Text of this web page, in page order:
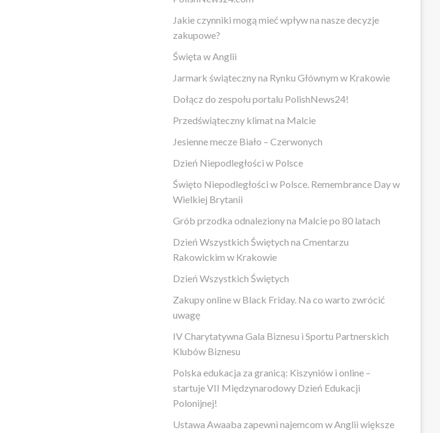
Jakie czynniki mogą mieć wpływ na nasze decyzje
zakupowe?
Święta w Anglii
Jarmark świąteczny na Rynku Głównym w Krakowie
Dołącz do zespołu portalu PolishNews24!
Przedświąteczny klimat na Malcie
Jesienne mecze Biało – Czerwonych
Dzień Niepodległości w Polsce
Święto Niepodległości w Polsce. Remembrance Day w
Wielkiej Brytanii
Grób przodka odnaleziony na Malcie po 80 latach
Dzień Wszystkich Świętych na Cmentarzu
Rakowickim w Krakowie
Dzień Wszystkich Świętych
Zakupy online w Black Friday. Na co warto zwrócić
uwagę
IV Charytatywna Gala Biznesu i Sportu Partnerskich
Klubów Biznesu
Polska edukacja za granicą: Kiszyniów i online –
startuje VII Międzynarodowy Dzień Edukacji
Polonijnej!
Ustawa Awaaba zapewni najemcom w Anglii większe